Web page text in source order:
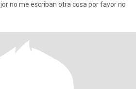
de acuerdo conmigo mejor no me escriban otra cosa por favor no